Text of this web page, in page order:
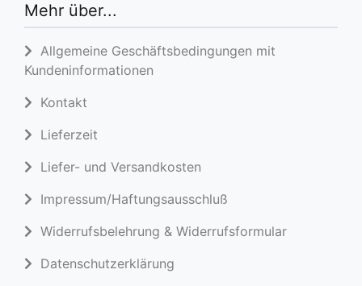
Mehr über...
Allgemeine Geschäftsbedingungen mit
Kundeninformationen
Kontakt
Lieferzeit
Liefer- und Versandkosten
Impressum/Haftungsausschluß
Widerrufsbelehrung & Widerrufsformular
Datenschutzerklärung